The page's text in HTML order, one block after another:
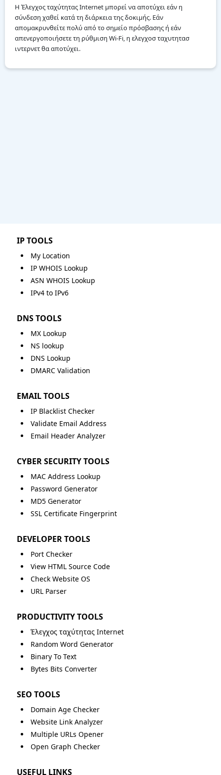
Η Έλεγχος ταχύτητας Internet μπορεί να αποτύχει εάν η
σύνδεση χαθεί κατά τη διάρκεια της δοκιμής. Εάν
απομακρυνθείτε πολύ από το σημείο πρόσβασης ή εάν
απενεργοποιήσετε τη ρύθμιση Wi-Fi, η ελεγχοσ ταχυτητασ
ιντερνετ θα αποτύχει.
IP TOOLS
My Location
IP WHOIS Lookup
ASN WHOIS Lookup
IPv4 to IPv6
DNS TOOLS
MX Lookup
NS lookup
DNS Lookup
DMARC Validation
EMAIL TOOLS
IP Blacklist Checker
Validate Email Address
Email Header Analyzer
CYBER SECURITY TOOLS
MAC Address Lookup
Password Generator
MD5 Generator
SSL Certificate Fingerprint
DEVELOPER TOOLS
Port Checker
View HTML Source Code
Check Website OS
URL Parser
PRODUCTIVITY TOOLS
Έλεγχος ταχύτητας Internet
Random Word Generator
Binary To Text
Bytes Bits Converter
SEO TOOLS
Domain Age Checker
Website Link Analyzer
Multiple URLs Opener
Open Graph Checker
USEFUL LINKS